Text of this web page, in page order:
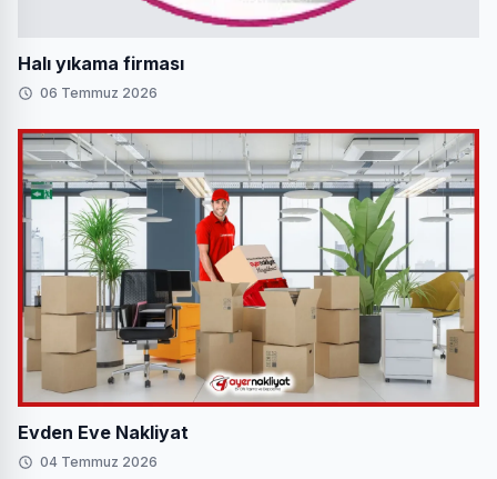
Halı yıkama firması
06 Temmuz 2026
Evden Eve Nakliyat
04 Temmuz 2026